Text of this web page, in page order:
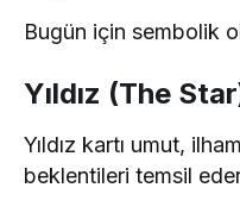
Bugün için sembolik
Yıldız (The
Yıldız kartı umut,
beklentileri temsil